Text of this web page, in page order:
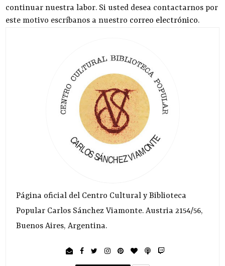
continuar nuestra labor. Si usted desea contactarnos por
este motivo escríbanos a nuestro correo electrónico.
Página oficial del Centro Cultural y Biblioteca
Popular Carlos Sánchez Viamonte. Austria 2154/56,
Buenos Aires, Argentina.